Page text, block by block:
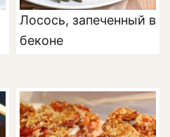
Лосось, запеченный в
беконе